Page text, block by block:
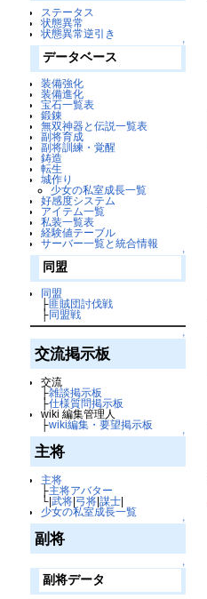
ステータス
状態異常
状態異常逆引き
↑
データベース
装備強化
装備進化
宝石一覧表
鍛錬
無双神器と伝説一覧表
副将育成
副将訓練・覚醒
鋳造
転生
城作り
少女の私室成長一覧
好感度システム
アイテム一覧
私装一覧表
経験値テーブル
サーバー一覧と統合情報
↑
同盟
同盟
├匪賊団討伐戦
├同盟戦
↑
交流掲示板
交流
├雑談掲示板
├仕様質問掲示板
wiki 編集管理人
├wiki編集・要望掲示板
↑
主将
主将
├主将アバター
└|武将|弓将|謀士|
少女の私室成長一覧
↑
副将
↑
副将データ